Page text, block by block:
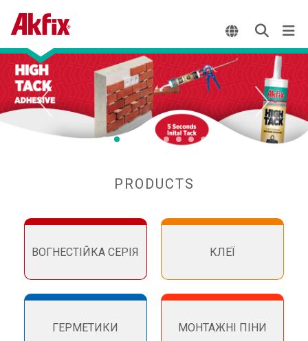
PRODUCTS
ВОГНЕСТІЙКА СЕРІЯ КЛЕЇ
ГЕРМЕТИКИ МОНТАЖНІ ПІНИ